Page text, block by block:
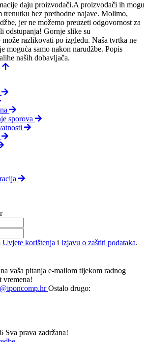
daju proizvodači.A proizvodači ih mogu
bez prethodne najave. Molimo,
jer ne možemo preuzeti odgovornost za
odstupanja! Gornje slike su
razlikovati po izgledu. Naša tvrtka ne
moguća samo nakon narudžbe. Popis
naših dobavljača.
sporova
Uvjete korištenja i Izjavu o zaštiti podataka.
vaša pitanja e-mailom tijekom radnog
vremena!
Ostalo drugo:
prava zadržana!